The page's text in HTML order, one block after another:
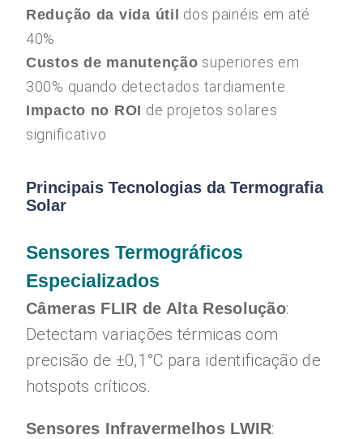
Redução da vida útil
dos painéis em até
40%
Custos de manutenção superiores em
300% quando detectados tardiamente
Impacto no ROI de projetos solares
significativo
Principais Tecnologias da Termografia
Solar
Sensores Termográficos
Especializados
Câmeras FLIR de Alta Resolução:
Detectam variações térmicas com
precisão de ±0,1°C para identificação de
hotspots críticos.
Sensores Infravermelhos LWIR: